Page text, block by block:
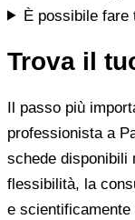
È possibile fare
Trova il
Il passo più
professionista a
schede disponibili
flessibilità, la
e scientificamente